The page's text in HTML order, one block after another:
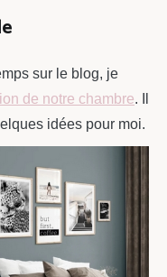
sur le blog, je
de notre chambre. Il
idées pour moi.